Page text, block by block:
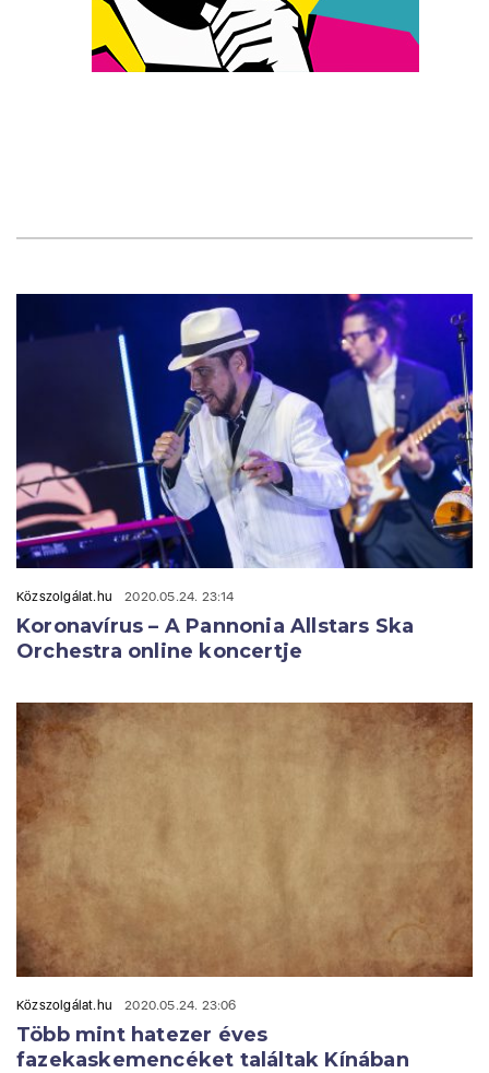
Közszolgálat.hu 2020.05.24. 23:14
Koronavírus – A Pannonia Allstars Ska
Orchestra online koncertje
Közszolgálat.hu 2020.05.24. 23:06
Több mint hatezer éves
fazekaskemencéket találtak Kínában